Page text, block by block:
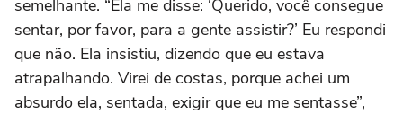
semelhante. “Ela me disse: ‘Querido, você consegue
sentar, por favor, para a gente assistir?’ Eu respondi
que não. Ela insistiu, dizendo que eu estava
atrapalhando. Virei de costas, porque achei um
absurdo ela, sentada, exigir que eu me sentasse”,